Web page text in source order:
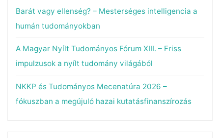
Barát vagy ellenség? – Mesterséges intelligencia a
humán tudományokban
A Magyar Nyílt Tudományos Fórum XIII. – Friss
impulzusok a nyílt tudomány világából
NKKP és Tudományos Mecenatúra 2026 –
fókuszban a megújuló hazai kutatásfinanszírozás